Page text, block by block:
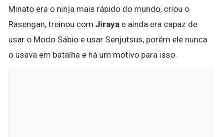
Minato era o ninja mais rápido do mundo, criou o
Rasengan, treinou com Jiraya e ainda era capaz de
usar o Modo Sábio e usar Senjutsus, porém ele nunca
o usava em batalha e há um motivo para isso.